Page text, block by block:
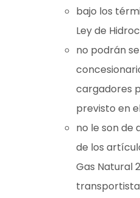
bajo los
Ley de
no podrán
cargadores
previsto en
no le son de
de los
Gas Natural